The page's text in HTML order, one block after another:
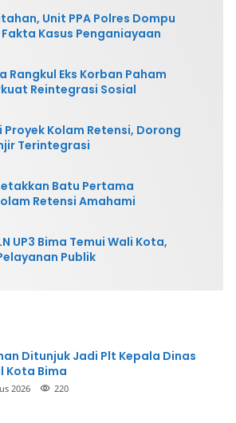
Unit PPA Polres Dompu
Kasus Penganiayaan
Rangkul Eks Korban Paham
Reintegrasi Sosial
Kolam Retensi, Dorong
Terintegrasi
Batu Pertama
Retensi Amahami
UP3 Bima Temui Wali Kota,
Publik
Ditunjuk Jadi Plt Kepala Dinas
Kota Bima
2026 220